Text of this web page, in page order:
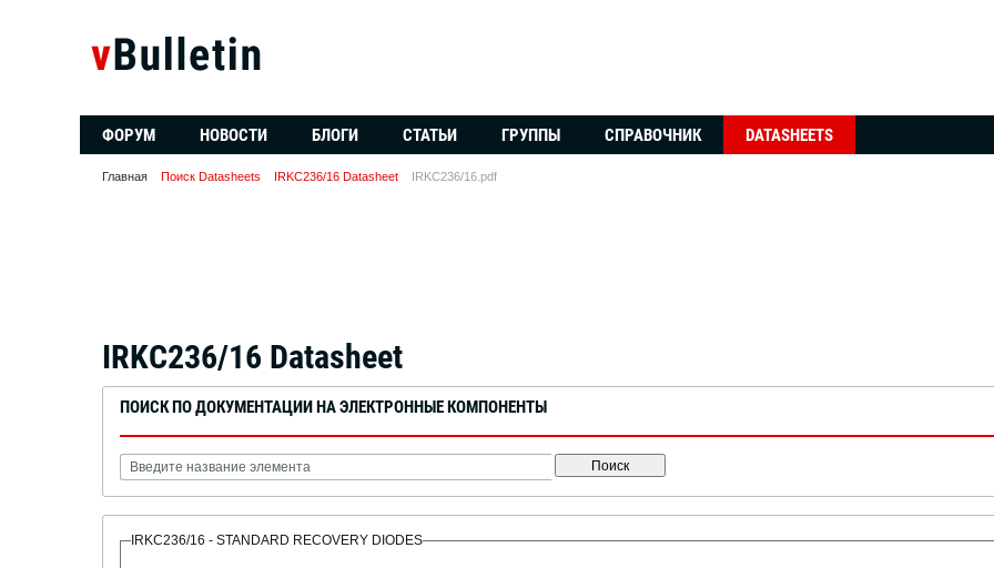
ФОРУМ НОВОСТИ БЛОГИ СТАТЬИ ГРУППЫ СПРАВОЧНИК DATASHEETS
Главная Поиск Datasheets IRKC236/16 Datasheet IRKC236/16.pdf
IRKC236/16 Datasheet
ПОИСК ПО ДОКУМЕНТАЦИИ НА ЭЛЕКТРОННЫЕ КОМПОНЕНТЫ
Поиск
IRKC236/16 - STANDARD RECOVERY DIODES